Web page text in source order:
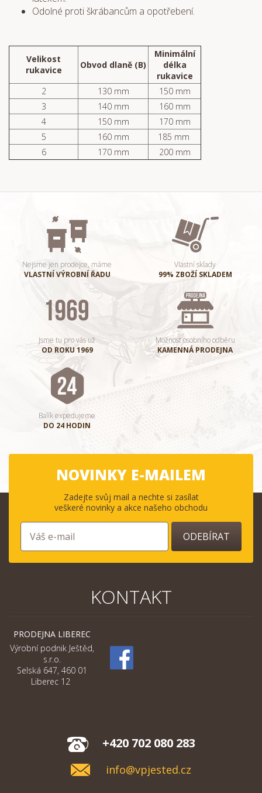
Odolné proti škrábancům a opotřebení.
Velikost
rukavice
Obvod dlaně (B)
Minimální
délka
rukavice
2
130 mm
150 mm
3
140 mm
160 mm
4
150 mm
170 mm
5
160 mm
185 mm
6
170 mm 200 mm
Nejsme jen prodejce, máme
VLASTNÍ VÝROBNÍ ŘADU
Vlastní sklady
99% ZBOŽÍ SKLADEM
Jsme tu pro vás už
OD ROKU 1969
Možnost osobního odběru
KAMENNÁ PRODEJNA
Balík expedujeme
DO 24 HODIN
NOVINKY E-MAILEM
Zadejte svůj mail a nechte si zasílat
veškeré novinky a akce našeho obchodu
ODEBÍRAT
KONTAKT
PRODEJNA LIBEREC
Výrobní podnik Ještěd,
s.r.o.
Selská 647, 460 01
Liberec 12
+420 702 080 283
info@vpjested.cz